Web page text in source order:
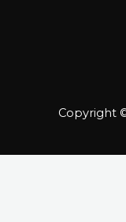
Copyright